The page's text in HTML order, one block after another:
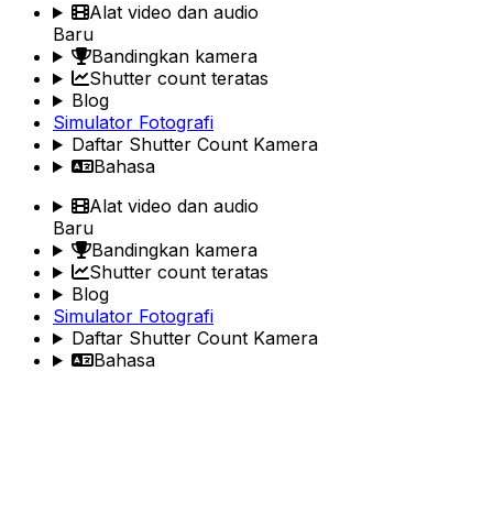
Alat video dan audio
Baru
Bandingkan kamera
Shutter count teratas
Blog
Simulator Fotografi
Daftar Shutter Count Kamera
Bahasa
Alat video dan audio
Baru
Bandingkan kamera
Shutter count teratas
Blog
Simulator Fotografi
Daftar Shutter Count Kamera
Bahasa